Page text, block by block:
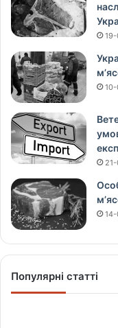
Популярні статті